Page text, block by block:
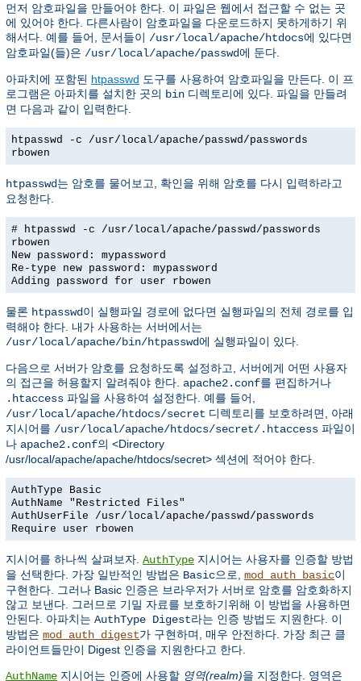
먼저 암호파일을 만들어야 한다. 이 파일은 웹에서 접근할 수 없는 곳
에 있어야 한다. 다른사람이 암호파일을 다운로드하지 못하게하기 위
해서다. 예를 들어, 문서들이 /usr/local/apache/htdocs에 있다면
암호파일(들)은 /usr/local/apache/passwd에 둔다.
아파치에 포함된 htpasswd 도구를 사용하여 암호파일을 만든다. 이 프
로그램은 아파치를 설치한 곳의 bin 디렉토리에 있다. 파일을 만들려
면 다음과 같이 입력한다.
htpasswd -c /usr/local/apache/passwd/passwords
rbowen
htpasswd는 암호를 물어보고, 확인을 위해 암호를 다시 입력하라고
요청한다.
# htpasswd -c /usr/local/apache/passwd/passwords
rbowen
New password: mypassword
Re-type new password: mypassword
Adding password for user rbowen
물론 htpasswd이 실행파일 경로에 없다면 실행파일의 전체 경로를 입
력해야 한다. 내가 사용하는 서버에서는
/usr/local/apache/bin/htpasswd에 실행파일이 있다.
다음으로 서버가 암호를 요청하도록 설정하고, 서버에게 어떤 사용자
의 접근을 허용할지 알려줘야 한다. apache2.conf를 편집하거나
.htaccess 파일을 사용하여 설정한다. 예를 들어,
/usr/local/apache/htdocs/secret 디렉토리를 보호하려면, 아래
지시어를 /usr/local/apache/htdocs/secret/.htaccess 파일이
나 apache2.conf의 <Directory
/usr/local/apache/apache/htdocs/secret> 섹션에 적어야 한다.
AuthType Basic
AuthName "Restricted Files"
AuthUserFile /usr/local/apache/passwd/passwords
Require user rbowen
지시어를 하나씩 살펴보자. AuthType 지시어는 사용자를 인증할 방법
을 선택한다. 가장 일반적인 방법은 Basic으로, mod_auth_basic이
구현한다. 그러나 Basic 인증은 브라우저가 서버로 암호를 암호화하지
않고 보낸다. 그러므로 기밀 자료를 보호하기위해 이 방법을 사용하면
안된다. 아파치는 AuthType Digest라는 인증 방법도 지원한다. 이
방법은 mod_auth_digest가 구현하며, 매우 안전하다. 가장 최근 클
라이언트들만이 Digest 인증을 지원한다고 한다.
AuthName 지시어는 인증에 사용할 영역(realm)을 지정한다. 영역은